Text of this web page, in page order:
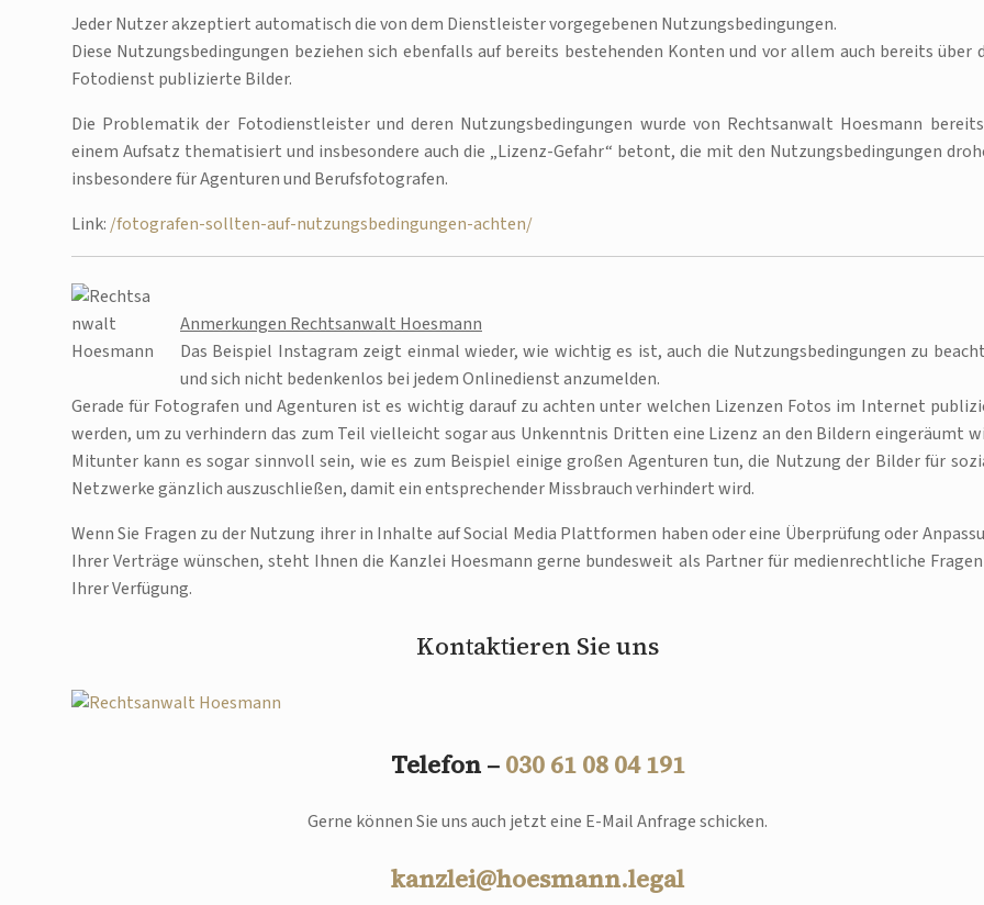
Jeder Nutzer akzeptiert automatisch die von dem Dienstleister vorgegebenen Nutzungsbedingungen.
Diese Nutzungsbedingungen beziehen sich ebenfalls auf bereits bestehenden Konten und vor allem auch bereits über
Fotodienst publizierte Bilder.
Die Problematik der Fotodienstleister und deren Nutzungsbedingungen wurde von Rechtsanwalt Hoesmann
einem Aufsatz thematisiert und insbesondere auch die „Lizenz-Gefahr“ betont, die mit den Nutzungsbedingungen
insbesondere für Agenturen und Berufsfotografen.
Link: /fotografen-sollten-auf-nutzungsbedingungen-achten/
Anmerkungen Rechtsanwalt Hoesmann
Das Beispiel Instagram zeigt einmal wieder, wie wichtig es ist, auch die Nutzungsbedingungen zu
und sich nicht bedenkenlos bei jedem Onlinedienst anzumelden.
Gerade für Fotografen und Agenturen ist es wichtig darauf zu achten unter welchen Lizenzen Fotos im Internet
werden, um zu verhindern das zum Teil vielleicht sogar aus Unkenntnis Dritten eine Lizenz an den Bildern eingeräumt
Mitunter kann es sogar sinnvoll sein, wie es zum Beispiel einige großen Agenturen tun, die Nutzung der Bilder für
Netzwerke gänzlich auszuschließen, damit ein entsprechender Missbrauch verhindert wird.
Wenn Sie Fragen zu der Nutzung ihrer in Inhalte auf Social Media Plattformen haben oder eine Überprüfung oder
Ihrer Verträge wünschen, steht Ihnen die Kanzlei Hoesmann gerne bundesweit als Partner für medienrechtliche
Ihrer Verfügung.
Kontaktieren Sie uns
Telefon – 030 61 08 04 191
Gerne können Sie uns auch jetzt eine E-Mail Anfrage schicken.
kanzlei@hoesmann.legal